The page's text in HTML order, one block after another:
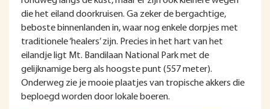
die het eiland doorkruisen. Ga zeker de bergachtige,
beboste binnenlanden in, waar nog enkele dorpjes met
traditionele ‘healers’ zijn. Precies in het hart van het
eilandje ligt Mt. Bandilaan National Park met de
gelijknamige berg als hoogste punt (557 meter).
Onderweg zie je mooie plaatjes van tropische akkers die
beploegd worden door lokale boeren.